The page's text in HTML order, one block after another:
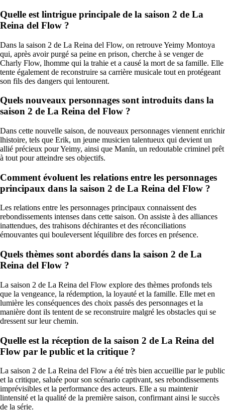
Quelle est lintrigue principale de la saison 2 de La
Reina del Flow ?
Dans la saison 2 de La Reina del Flow, on retrouve Yeimy Montoya
qui, après avoir purgé sa peine en prison, cherche à se venger de
Charly Flow, lhomme qui la trahie et a causé la mort de sa famille. Elle
tente également de reconstruire sa carrière musicale tout en protégeant
son fils des dangers qui lentourent.
Quels nouveaux personnages sont introduits dans la
saison 2 de La Reina del Flow ?
Dans cette nouvelle saison, de nouveaux personnages viennent enrichir
lhistoire, tels que Erik, un jeune musicien talentueux qui devient un
allié précieux pour Yeimy, ainsi que Manín, un redoutable criminel prêt
à tout pour atteindre ses objectifs.
Comment évoluent les relations entre les personnages
principaux dans la saison 2 de La Reina del Flow ?
Les relations entre les personnages principaux connaissent des
rebondissements intenses dans cette saison. On assiste à des alliances
inattendues, des trahisons déchirantes et des réconciliations
émouvantes qui bouleversent léquilibre des forces en présence.
Quels thèmes sont abordés dans la saison 2 de La
Reina del Flow ?
La saison 2 de La Reina del Flow explore des thèmes profonds tels
que la vengeance, la rédemption, la loyauté et la famille. Elle met en
lumière les conséquences des choix passés des personnages et la
manière dont ils tentent de se reconstruire malgré les obstacles qui se
dressent sur leur chemin.
Quelle est la réception de la saison 2 de La Reina del
Flow par le public et la critique ?
La saison 2 de La Reina del Flow a été très bien accueillie par le public
et la critique, saluée pour son scénario captivant, ses rebondissements
imprévisibles et la performance des acteurs. Elle a su maintenir
lintensité et la qualité de la première saison, confirmant ainsi le succès
de la série.